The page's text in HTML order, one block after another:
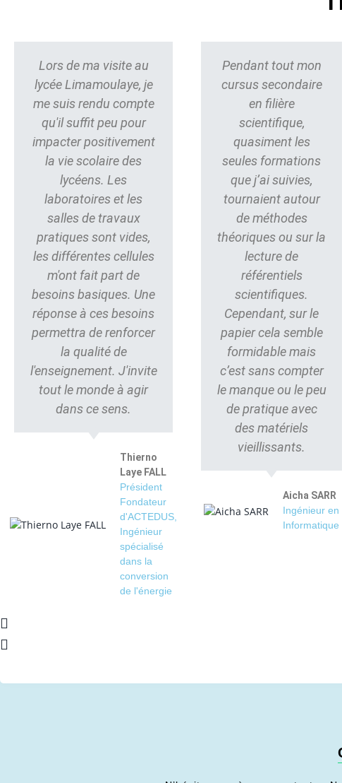
Lors de ma visite au
lycée Limamoulaye, je
me suis rendu compte
qu'il suffit peu pour
impacter positivement
la vie scolaire des
lycéens. Les
laboratoires et les
salles de travaux
pratiques sont vides,
les différentes cellules
m'ont fait part de
besoins basiques. Une
réponse à ces besoins
permettra de renforcer
la qualité de
l'enseignement. J'invite
tout le monde à agir
dans ce sens.
Thierno
Laye FALL
Président
Fondateur
d'ACTEDUS,
Ingénieur
spécialisé
dans la
conversion
de l'énergie
Pendant tout mon
cursus secondaire
en filière
scientifique,
quasiment les
seules formations
que j’ai suivies,
tournaient autour
de méthodes
théoriques ou sur la
lecture de
référentiels
scientifiques.
Cependant, sur le
papier cela semble
formidable mais
c’est sans compter
le manque ou le peu
de pratique avec
des matériels
vieillissants.
Aicha SARR
Ingénieur en
Informatique